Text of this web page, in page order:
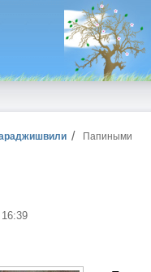
Папиными